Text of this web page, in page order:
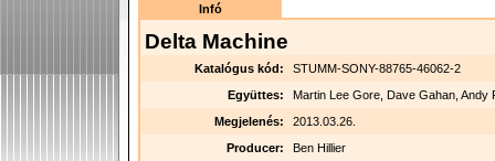
Infó
Delta Machine
Katalógus kód:
STUMM-SONY-88765-46062-2
Együttes:
Martin Lee Gore, Dave Gahan, Andy
Megjelenés:
2013.03.26.
Producer:
Ben Hillier